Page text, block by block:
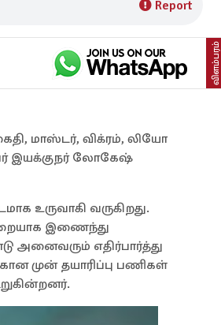
Report
விளம்பரம்
மாஸ்டர், விக்ரம், லியோ
இயக்குநர் லோகேஷ்
உருவாகி வருகிறது.
இணைந்து
அனைவரும் எதிர்பார்த்து
முன் தயாரிப்பு பணிகள்